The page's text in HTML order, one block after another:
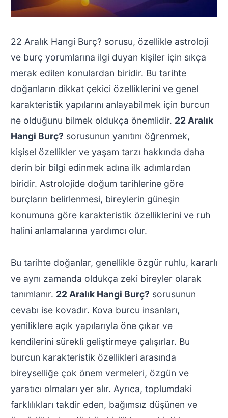
22 Aralık Hangi Burç? sorusu, özellikle astroloji
ve burç yorumlarına ilgi duyan kişiler için sıkça
merak edilen konulardan biridir. Bu tarihte
doğanların dikkat çekici özelliklerini ve genel
karakteristik yapılarını anlayabilmek için burcun
ne olduğunu bilmek oldukça önemlidir. 22 Aralık
Hangi Burç? sorusunun yanıtını öğrenmek,
kişisel özellikler ve yaşam tarzı hakkında daha
derin bir bilgi edinmek adına ilk adımlardan
biridir. Astrolojide doğum tarihlerine göre
burçların belirlenmesi, bireylerin güneşin
konumuna göre karakteristik özelliklerini ve ruh
halini anlamalarına yardımcı olur.
Bu tarihte doğanlar, genellikle özgür ruhlu, kararlı
ve aynı zamanda oldukça zeki bireyler olarak
tanımlanır. 22 Aralık Hangi Burç? sorusunun
cevabı ise kovadır. Kova burcu insanları,
yeniliklere açık yapılarıyla öne çıkar ve
kendilerini sürekli geliştirmeye çalışırlar. Bu
burcun karakteristik özellikleri arasında
bireyselliğe çok önem vermeleri, özgün ve
yaratıcı olmaları yer alır. Ayrıca, toplumdaki
farklılıkları takdir eden, bağımsız düşünen ve